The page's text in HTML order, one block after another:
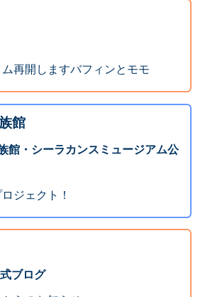
再開しますバフィンとモモ
館
館・シーラカンスミュージアム公
ジェクト！
ブログ